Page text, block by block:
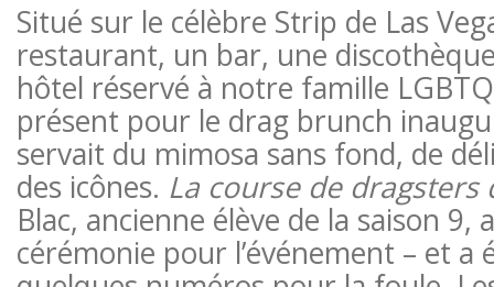
Situé sur le célèbre Strip de Las
restaurant, un bar, une
hôtel réservé à notre famille
présent pour le drag brunch
servait du mimosa sans fond, de
des icônes. La course de dragsters
Blac, ancienne élève de la saison 9,
cérémonie pour l’événement – ​​et a